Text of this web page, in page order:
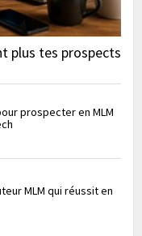
plus tes prospects
prospecter en MLM
MLM qui réussit en